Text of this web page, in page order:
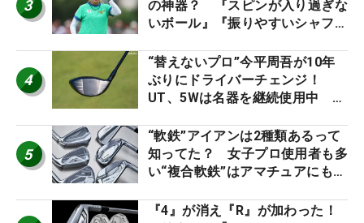
3
の神器？ 『スピンが入り過ぎな
いボール』『振りやすいシャフ
ー』 #女子プロセッティング
4
“替えないプロ”今平周吾が10年
ぶりにドライバーチェンジ！
UT、5Wは名器を継続使用中 #
5
“軟鉄”アイアンは2種類あるって
知ってた？ 女子プロ使用者も多
い“複合軟鉄”はアマチュアにもオ
『4』が消え『R』が加わった！